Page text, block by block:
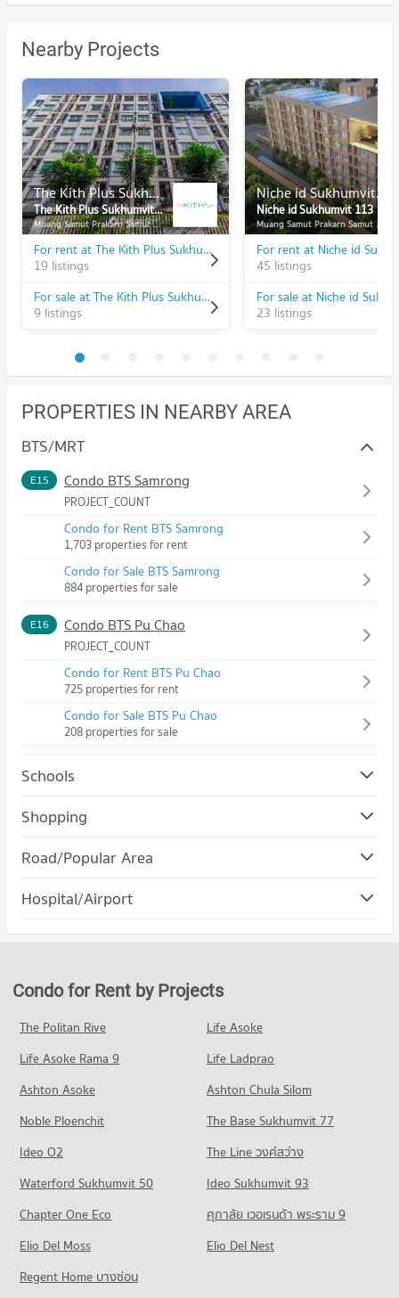
Nearby Projects
The Kith Plus Sukhumvit 113
The Kith Plus Sukhumvit 113
Muang Samut Prakarn Samut Prakarn
For rent at The Kith Plus Sukhumvit 113
19 listings
For sale at The Kith Plus Sukhumvit 113
9 listings
Niche id Sukhumvit 113
Niche id Sukhumvit 113
Muang Samut Prakarn Samut Prakarn
45 listings
23 listings
PROPERTIES IN NEARBY AREA
BTS/MRT
E15 Condo BTS Samrong
PROJECT_COUNT
Condo for Rent BTS Samrong
1,703 properties for rent
Condo for Sale BTS Samrong
884 properties for sale
E16 Condo BTS Pu Chao
PROJECT_COUNT
Condo for Rent BTS Pu Chao
725 properties for rent
Condo for Sale BTS Pu Chao
208 properties for sale
Schools
Condo Bangna Commercial College
Condo for Rent Bangna Commercial College
Condo for Sale Bangna Commercial College
Condo for Rent Assumption Samutprakarn School
2,003 properties for rent
580 properties for sale
Shopping
Condo Jas Urban Srinakarin
Condo for Rent Jas Urban Srinakarin
Condo Big C Extra Samrong
5,702 properties for rent
Condo for Sale Big C Extra Samrong
Road/Popular Area
Condo Muang Samut Prakarn Samut Prakarn
Condo for Rent in Muang Samut Prakarn Samut Prakarn
Condo for Sale in Muang Samut Prakarn Samut Prakarn
1,816 properties for sale
Condo Sukhumvit Road
PROJECT_COUNT
Condo for Rent near Sukhumvit Road
73,848 properties for rent
Condo for Sale near Sukhumvit Road
26,966 properties for sale
Condo Theparak Road
Condo for Rent near Theparak Road
2,071 properties for rent
Condo for Sale near Theparak Road
889 properties for sale
Hospital/Airport
Condo Youth Prasat Vaithayopatham Hospital
Condo for Rent near Youth Prasat Vaithayopatham Hospital
1,586 properties for rent
Condo for Sale near Youth Prasat Vaithayopatham Hospital
PROJECT_COUNT
Condo for Rent near Samrong Hospital
3,916 properties for sale
Condo for Rent by Projects
The Politan Rive
Life Asoke
Life Asoke Rama 9
Life Ladprao
Ashton Asoke
Ashton Chula Silom
Noble Ploenchit
The Base Sukhumvit 77
Ideo O2
The Line วงศ์สว่าง
Waterford Sukhumvit 50
Ideo Sukhumvit 93
Chapter One Eco
ศุภาลัย เวอเรนด้า พระราม 9
Elio Del Moss
Elio Del Nest
Regent Home บางซ่อน